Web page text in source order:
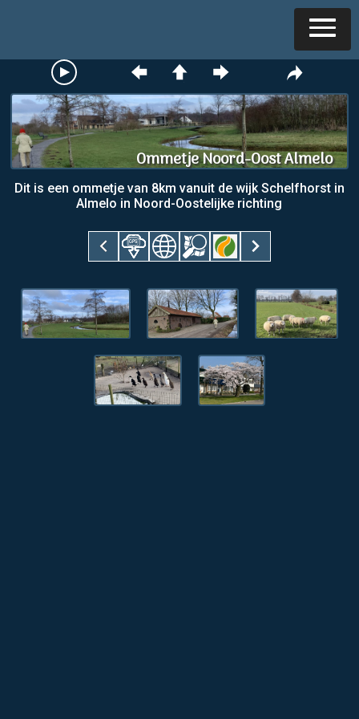
Ommetje Noord-Oost Almelo
Dit is een ommetje van 8km vanuit de wijk Schelfhorst in
Almelo in Noord-Oostelijke richting